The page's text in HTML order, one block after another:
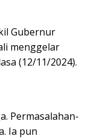
Gubernur
menggelar
(12/11/2024).
Permasalahan-
Ia pun